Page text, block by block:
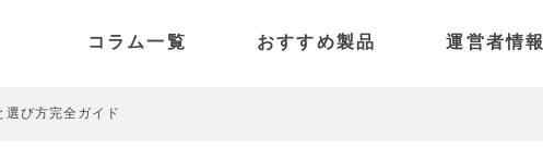
コラム一覧
特定小型原付
おすすめ製品 運営者情報
選び方完全ガイド